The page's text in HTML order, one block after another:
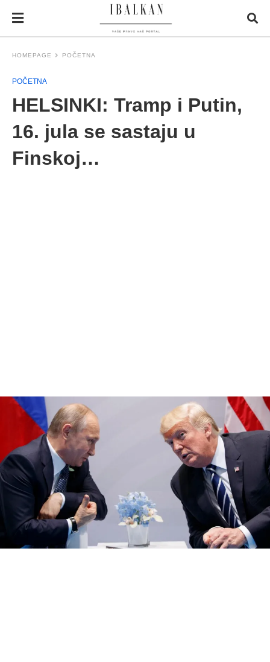
HOMEPAGE POČETNA
POČETNA
HELSINKI: Tramp i Putin,
16. jula se sastaju u
Finskoj…